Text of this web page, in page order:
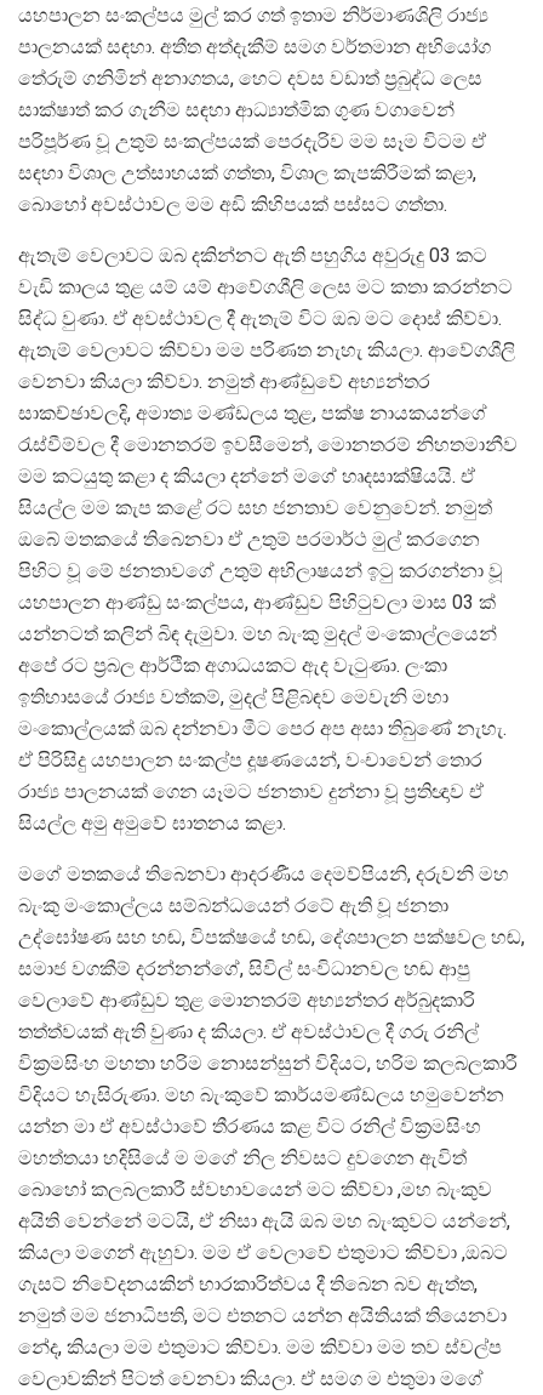
යහපාලන සංකල්පය මුල් කර ගත් ඉතාම නිර්මාණශිලි රාජ්‍ය
පාලනයක් සඳහා. අතීත අත්දැකීම් සමග වර්තමාන අභියෝග
තේරුම් ගනිමින් අනාගතය, හෙට දවස වඩාත් ප‍්‍රබුද්ධ ලෙස
සාක්ෂාත් කර ගැනීම සඳහා ආධ්‍යාත්මික ගුණ වගාවෙන්
පරිපූර්ණ වූ උතුම් සංකල්පයක් පෙරදැරිව මම සෑම විටම ඒ
සඳහා විශාල උත්සාහයක් ගත්තා, විශාල කැපකිරීමක් කළා,
බොහෝ අවස්ථාවල මම අඩි කිහිපයක් පස්සට ගත්තා.
ඇතැම් වෙලාවට ඔබ දකින්නට ඇති පහුගිය අවුරුදු 03 කට
වැඩි කාලය තුළ යම් යම් ආවේගශීලි ලෙස මට කතා කරන්නට
සිද්ධ වුණා. ඒ අවස්ථාවල දී ඇතැම් විට ඔබ මට දොස් කිව්වා.
ඇතැම් වෙලාවට කිව්වා මම පරිණත නැහැ කියලා. ආවේගශීලි
වෙනවා කියලා කිව්වා. නමුත් ආණ්ඩුවේ අභ්‍යන්තර
සාකච්ඡාවලදි, අමාත්‍ය මණ්ඩලය තුළ, පක්ෂ නායකයන්ගේ
රැස්වීම්වල දී මොනතරම් ඉවසීමෙන්, මොනතරම් නිහතමානීව
මම කටයුතු කළා ද කියලා දන්නේ මගේ හෘදසාක්ෂියයි. ඒ
සියල්ල මම කැප කළේ රට සහ ජනතාව වෙනුවෙන්. නමුත්
ඔබේ මතකයේ තිබෙනවා ඒ උතුම් පරමාර්ථ මුල් කරගෙන
පිහිට වූ මේ ජනතාවගේ උතුම් අභිලාෂයන් ඉටු කරගන්නා වූ
යහපාලන ආණ්ඩු සංකල්පය, ආණ්ඩුව පිහිටුවලා මාස 03 ක්
යන්නටත් කලින් බිඳ දැමුවා. මහ බැංකු මුදල් මංකොල්ලයෙන්
අපේ රට ප‍්‍රබල ආර්ථික අගාධයකට ඇද වැටුණා. ලංකා
ඉතිහාසයේ රාජ්‍ය වත්කම්, මුදල් පිළිබඳව මෙවැනි මහා
මංකොල්ලයක් ඔබ දන්නවා මීට පෙර අප අසා තිබුණේ නැහැ.
ඒ පිරිසිදු යහපාලන සංකල්ප දූෂණයෙන්, වංචාවෙන් තොර
රාජ්‍ය පාලනයක් ගෙන යෑමට ජනතාව දුන්නා වූ ප‍්‍රතිඥාව ඒ
සියල්ල අමු අමුවේ ඝාතනය කළා.
මගේ මතකයේ තිබෙනවා ආදරණීය දෙමව්පියනි, දරුවනි මහ
බැංකු මංකොල්ලය සම්බන්ධයෙන් රටේ ඇති වූ ජනතා
උද්ඝෝෂණ සහ හඬ, විපක්ෂයේ හඬ, දේශපාලන පක්ෂවල හඬ,
සමාජ වගකීම් දරන්නන්ගේ, සිවිල් සංවිධානවල හඬ ආපු
වෙලාවේ ආණ්ඩුව තුළ මොනතරම් අභ්‍යන්තර අර්බුදකාරි
තත්ත්වයක් ඇති වුණා ද කියලා. ඒ අවස්ථාවල දී ගරු රනිල්
වික‍්‍රමසිංහ මහතා හරිම නොසන්සුන් විදියට, හරිම කලබලකාරී
විදියට හැසිරුණා. මහ බැංකුවේ කාර්යමණ්ඩලය හමුවෙන්න
යන්න මා ඒ අවස්ථාවේ තීරණය කළ විට රනිල් වික‍්‍රමසිංහ
මහත්තයා හදිසියේ ම මගේ නිල නිවසට දුවගෙන ඇවිත්
බොහෝ කලබලකාරී ස්වභාවයෙන් මට කිව්වා ,මහ බැංකුව
අයිති වෙන්නේ මටයි, ඒ නිසා ඇයි ඔබ මහ බැංකුවට යන්නේ,
කියලා මගෙන් ඇහුවා. මම ඒ වෙලාවේ එතුමාට කිව්වා ,ඔබට
ගැසට් නිවේදනයකින් භාරකාරිත්වය දී තිබෙන බව ඇත්ත,
නමුත් මම ජනාධිපති, මට එතනට යන්න අයිතියක් තියෙනවා
නේද, කියලා මම එතුමාට කිව්වා. මම කිව්වා මම තව ස්වල්ප
වෙලාවකින් පිටත් වෙනවා කියලා. ඒ සමග ම එතුමා මගේ